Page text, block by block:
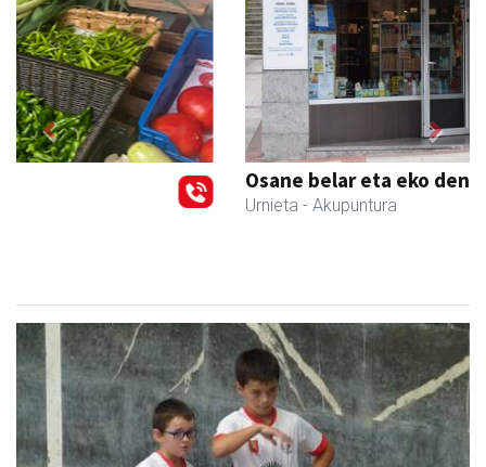
Osane belar eta eko denda
Previous Next